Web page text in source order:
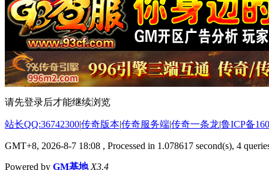
请先登录后才能继续浏览
站长QQ:36742300|传奇版本|传奇服务端|传奇一条龙|鲁ICP备
GMT+8, 2026-8-7 18:08 , Processed in 1.078617 second(s), 4
Powered by GM基地 X3.4